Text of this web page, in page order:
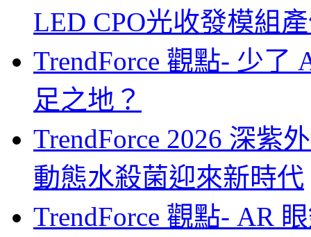
LED CPO光收發模組
TrendForce 觀點- 少
足之地？
TrendForce 2026 深紫
動態水殺菌迎來新時代
TrendForce 觀點- AR